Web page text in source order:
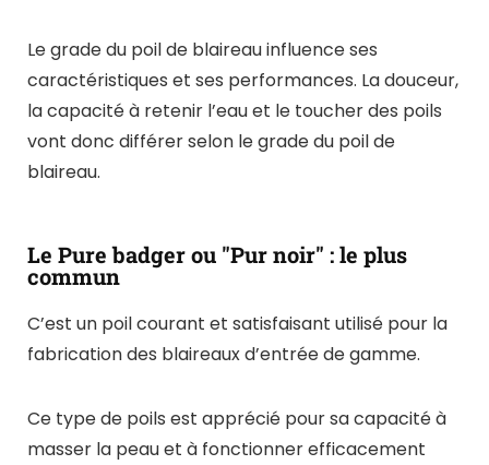
Le grade du poil de blaireau influence ses
caractéristiques et ses performances. La douceur,
la capacité à retenir l’eau et le toucher des poils
vont donc différer selon le grade du poil de
blaireau.
Le Pure badger ou "Pur noir" : le plus
commun
C’est un poil courant et satisfaisant utilisé pour la
fabrication des blaireaux d’entrée de gamme.
Ce type de poils est apprécié pour sa capacité à
masser la peau et à fonctionner efficacement